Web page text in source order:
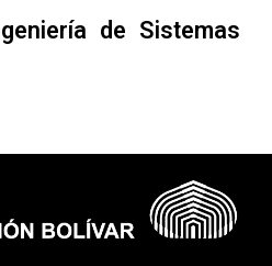
de Sistemas